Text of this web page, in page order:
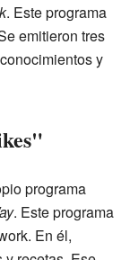
. Este programa
emitieron tres
y
programa
. Este programa
En él,